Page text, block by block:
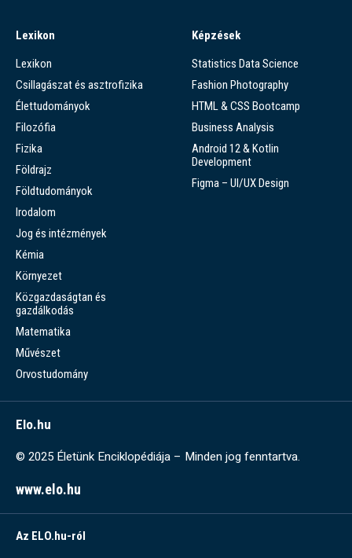
Lexikon
Lexikon
Csillagászat és asztrofizika
Élettudományok
Filozófia
Fizika
Földrajz
Földtudományok
Irodalom
Jog és intézmények
Kémia
Környezet
Közgazdaságtan és
gazdálkodás
Matematika
Művészet
Orvostudomány
Képzések
Statistics Data Science
Fashion Photography
HTML & CSS Bootcamp
Business Analysis
Android 12 & Kotlin
Development
Figma – UI/UX Design
Elo.hu
© 2025 Életünk Enciklopédiája – Minden jog fenntartva.
www.elo.hu
Az ELO.hu-ról